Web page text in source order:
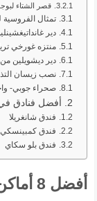
قصر الشتاء
تمثال الفروسية
دير
منتزه غورخي
دير ديشويلين من
نصب زيسان
صحراء جوبي-
أفضل فنادق في
فندق شانغريلا
فندق
فندق بلو سكاي
أفضل 8 أماكن سياحية في أولان باتور: منغوليا